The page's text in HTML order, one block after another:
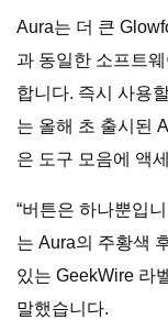
Aura는 더 큰
과 동일한 소프트
합니다. 즉시 사용
는 올해 초 출시된
은 도구 모음에 액
“버튼은 하나뿐입
는 Aura의 주황색
있는 GeekWire 라
말했습니다.